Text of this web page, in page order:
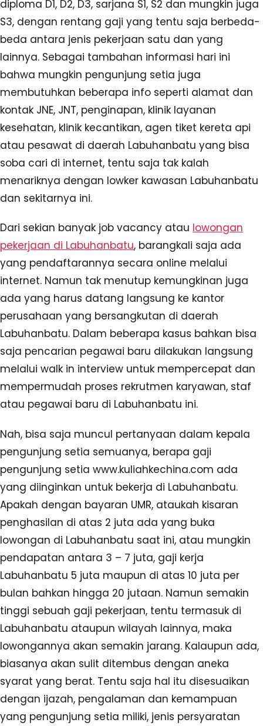
diploma D1, D2, D3, sarjana S1, S2 dan mungkin juga
S3, dengan rentang gaji yang tentu saja berbeda-
beda antara jenis pekerjaan satu dan yang
lainnya. Sebagai tambahan informasi hari ini
bahwa mungkin pengunjung setia juga
membutuhkan beberapa info seperti alamat dan
kontak JNE, JNT, penginapan, klinik layanan
kesehatan, klinik kecantikan, agen tiket kereta api
atau pesawat di daerah Labuhanbatu yang bisa
soba cari di internet, tentu saja tak kalah
menariknya dengan lowker kawasan Labuhanbatu
dan sekitarnya ini.
Dari sekian banyak job vacancy atau lowongan
pekerjaan di Labuhanbatu, barangkali saja ada
yang pendaftarannya secara online melalui
internet. Namun tak menutup kemungkinan juga
ada yang harus datang langsung ke kantor
perusahaan yang bersangkutan di daerah
Labuhanbatu. Dalam beberapa kasus bahkan bisa
saja pencarian pegawai baru dilakukan langsung
melalui walk in interview untuk mempercepat dan
mempermudah proses rekrutmen karyawan, staf
atau pegawai baru di Labuhanbatu ini.
Nah, bisa saja muncul pertanyaan dalam kepala
pengunjung setia semuanya, berapa gaji
pengunjung setia www.kuliahkechina.com ada
yang diinginkan untuk bekerja di Labuhanbatu.
Apakah dengan bayaran UMR, ataukah kisaran
penghasilan di atas 2 juta ada yang buka
lowongan di Labuhanbatu saat ini, atau mungkin
pendapatan antara 3 – 7 juta, gaji kerja
Labuhanbatu 5 juta maupun di atas 10 juta per
bulan bahkan hingga 20 jutaan. Namun semakin
tinggi sebuah gaji pekerjaan, tentu termasuk di
Labuhanbatu ataupun wilayah lainnya, maka
lowongannya akan semakin jarang. Kalaupun ada,
biasanya akan sulit ditembus dengan aneka
syarat yang berat. Tentu saja hal itu disesuaikan
dengan ijazah, pengalaman dan kemampuan
yang pengunjung setia miliki, jenis persyaratan